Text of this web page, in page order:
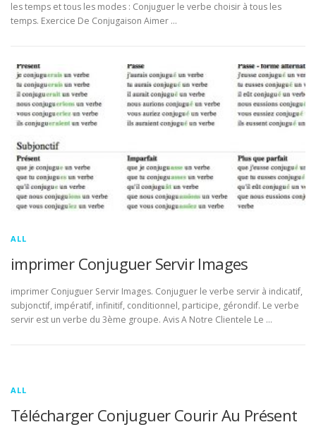
les temps et tous les modes : Conjuguer le verbe choisir à tous les
temps. Exercice De Conjugaison Aimer …
ALL
imprimer Conjuguer Servir Images
imprimer Conjuguer Servir Images. Conjuguer le verbe servir à indicatif,
subjonctif, impératif, infinitif, conditionnel, participe, gérondif. Le verbe
servir est un verbe du 3ème groupe. Avis A Notre Clientele Le …
ALL
Télécharger Conjuguer Courir Au Présent